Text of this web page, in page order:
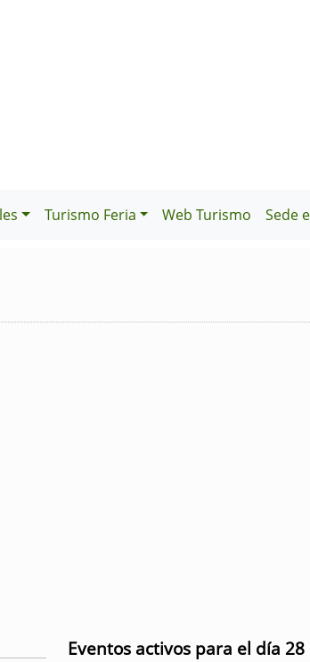
Turismo Feria Web Turismo Sede
Eventos activos para el día